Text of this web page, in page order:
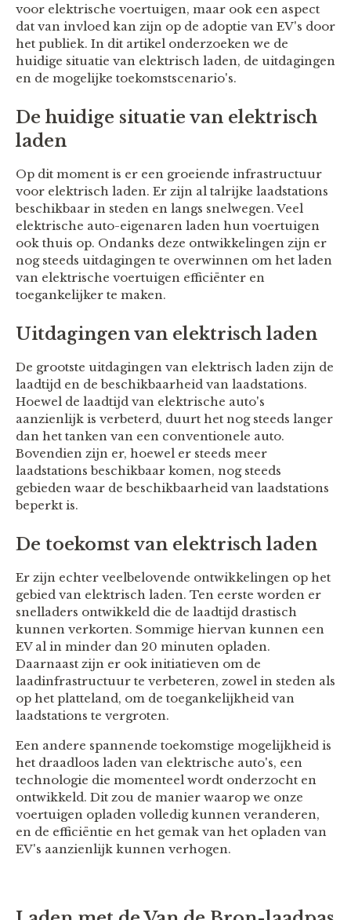
voor elektrische voertuigen, maar ook een aspect
dat van invloed kan zijn op de adoptie van EV's door
het publiek. In dit artikel onderzoeken we de
huidige situatie van elektrisch laden, de uitdagingen
en de mogelijke toekomstscenario's.
De huidige situatie van elektrisch
laden
Op dit moment is er een groeiende infrastructuur
voor elektrisch laden. Er zijn al talrijke laadstations
beschikbaar in steden en langs snelwegen. Veel
elektrische auto-eigenaren laden hun voertuigen
ook thuis op. Ondanks deze ontwikkelingen zijn er
nog steeds uitdagingen te overwinnen om het laden
van elektrische voertuigen efficiënter en
toegankelijker te maken.
Uitdagingen van elektrisch laden
De grootste uitdagingen van elektrisch laden zijn de
laadtijd en de beschikbaarheid van laadstations.
Hoewel de laadtijd van elektrische auto's
aanzienlijk is verbeterd, duurt het nog steeds langer
dan het tanken van een conventionele auto.
Bovendien zijn er, hoewel er steeds meer
laadstations beschikbaar komen, nog steeds
gebieden waar de beschikbaarheid van laadstations
beperkt is.
De toekomst van elektrisch laden
Er zijn echter veelbelovende ontwikkelingen op het
gebied van elektrisch laden. Ten eerste worden er
snelladers ontwikkeld die de laadtijd drastisch
kunnen verkorten. Sommige hiervan kunnen een
EV al in minder dan 20 minuten opladen.
Daarnaast zijn er ook initiatieven om de
laadinfrastructuur te verbeteren, zowel in steden als
op het platteland, om de toegankelijkheid van
laadstations te vergroten.
Een andere spannende toekomstige mogelijkheid is
het draadloos laden van elektrische auto's, een
technologie die momenteel wordt onderzocht en
ontwikkeld. Dit zou de manier waarop we onze
voertuigen opladen volledig kunnen veranderen,
en de efficiëntie en het gemak van het opladen van
EV's aanzienlijk kunnen verhogen.